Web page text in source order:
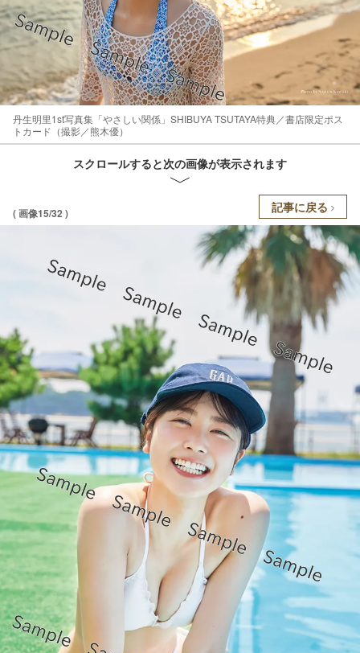
丹生明里1st写真集「やさしい関係」SHIBUYA TSUTAYA特典／書店限定ポス
トカード（撮影／熊木優）
スクロールすると次の画像が表示されます
( 画像15/32 ) 記事に戻る